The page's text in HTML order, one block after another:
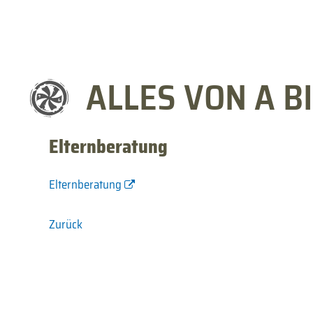
ALLES VON A
Elternberatung
Elternberatung
Zurück